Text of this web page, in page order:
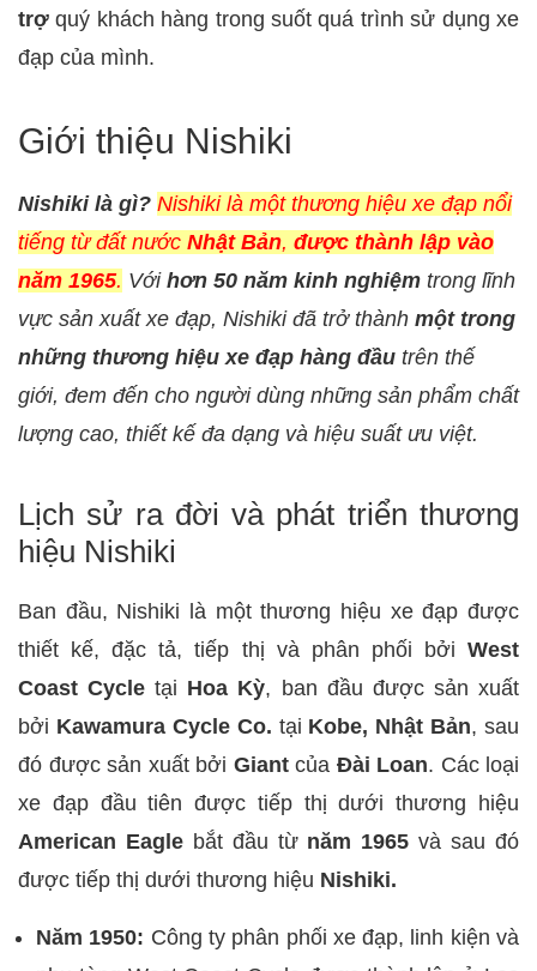
trợ quý khách hàng trong suốt quá trình sử dụng xe
đạp của mình.
Giới thiệu Nishiki
Nishiki là gì? Nishiki là một thương hiệu xe đạp nổi
tiếng từ đất nước Nhật Bản, được thành lập vào
năm 1965. Với hơn 50 năm kinh nghiệm trong lĩnh
vực sản xuất xe đạp, Nishiki đã trở thành một trong
những thương hiệu xe đạp hàng đầu trên thế
giới, đem đến cho người dùng những sản phẩm chất
lượng cao, thiết kế đa dạng và hiệu suất ưu việt.
Lịch sử ra đời và phát triển thương
hiệu Nishiki
Ban đầu, Nishiki là một thương hiệu xe đạp được
thiết kế, đặc tả, tiếp thị và phân phối bởi West
Coast Cycle tại Hoa Kỳ, ban đầu được sản xuất
bởi Kawamura Cycle Co. tại Kobe, Nhật Bản, sau
đó được sản xuất bởi Giantcủa Đài Loan. Các loại
xe đạp đầu tiên được tiếp thị dưới thương hiệu
American Eaglebắt đầu từnăm 1965 và sau đó
được tiếp thị dưới thương hiệu Nishiki.
Năm 1950: Công ty phân phối xe đạp, linh kiện và